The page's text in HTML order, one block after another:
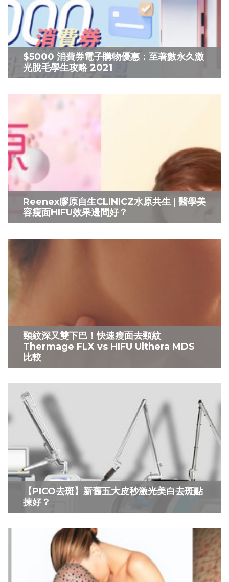
$5000 消費券電子購物優惠：至著數永久激
光脫毛學生攻略 2021
Reenex膠原自生CLINICZ水原共生 | 醫學美
容瘦面HIFU效果邊間好？
頸紋深又雙下巴！快速瘦面去頸紋
Thermage FLX vs HIFU Ulthera MDS
比較
【PICO去斑】新舊五大皮秒激光美白去斑點
揀好？